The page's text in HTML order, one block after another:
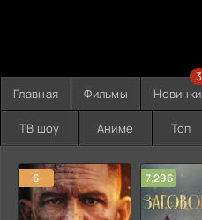
Главная Фильмы Новинки
3
ТВ шоу Аниме Топ
6 7.296